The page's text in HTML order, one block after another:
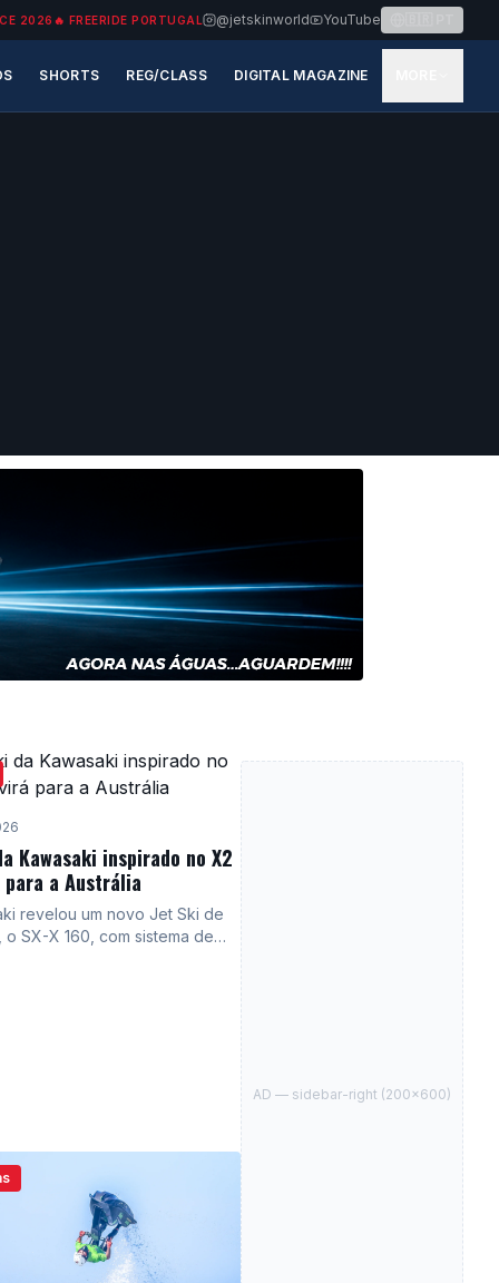
2026 🔥 FREERIDE PORTUGAL @jetskinworld YouTube
SHORTS REG/CLASS DIGITAL MAGAZINE
Kawasaki inspirado no X2
a Austrália
revelou um novo Jet Ski de
o SX-X 160, com sistema de
AD — sidebar-right (200×600)